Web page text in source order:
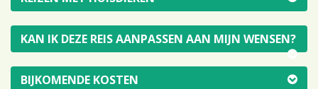
KAN IK DEZE REIS AANPASSEN AAN MIJN WENSEN?
BIJKOMENDE KOSTEN